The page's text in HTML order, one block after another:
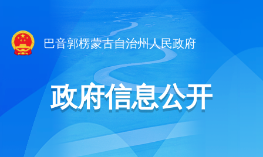
巴音郭楞蒙古自治州人民政府
政府信息公开